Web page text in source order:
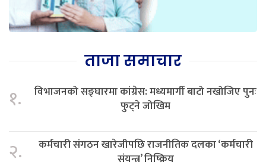
ताजा समाचार
१.
विभाजनको सङ्घारमा कांग्रेस: मध्यमार्गी बाटो नखोजिए पुनः
फुट्ने जोखिम
२.
कर्मचारी संगठन खारेजीपछि राजनीतिक दलका ‘कर्मचारी
संयन्त्र’ निष्क्रिय